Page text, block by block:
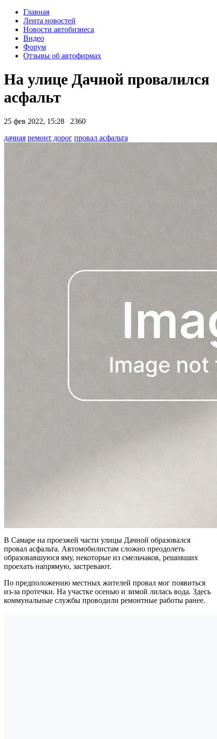
Главная
Лента новостей
Новости автобизнеса
Видео
Форум
Отзывы об автофирмах
На улице Дачной провалился
асфальт
25 фев 2022, 15:28
2360
дачная ремонт дорог провал асфальта
В Самаре на проезжей части улицы Дачной образовался
провал асфальта. Автомобилистам сложно преодолеть
образовавшуюся яму, некоторые из смельчаков, решивших
проехать напрямую, застревают.
По предположению местных жителей провал мог появиться
из-за протечки. На участке осенью и зимой лилась вода. Здесь
коммунальные службы проводили ремонтные работы ранее.